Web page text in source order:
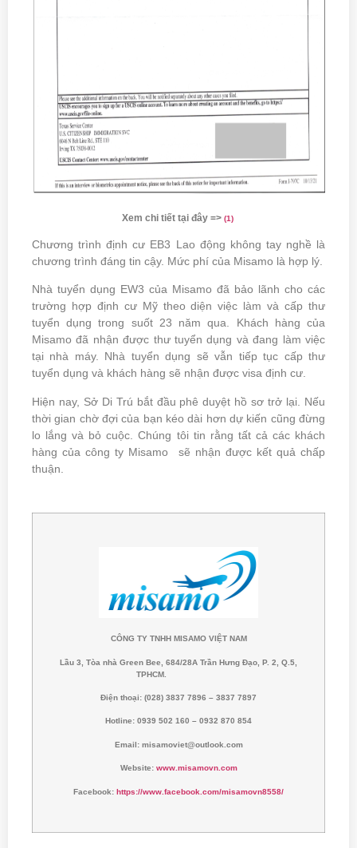
Xem chi tiết tại đây => (1)
Chương trình định cư EB3 Lao động không tay nghề là
chương trình đáng tin cậy. Mức phí của Misamo là hợp lý.
Nhà tuyển dụng EW3 của Misamo đã bảo lãnh cho các
trường hợp định cư Mỹ theo diện việc làm và cấp thư
tuyển dụng trong suốt 23 năm qua. Khách hàng của
Misamo đã nhận được thư tuyển dụng và đang làm việc
tại nhà máy. Nhà tuyển dụng sẽ vẫn tiếp tục cấp thư
tuyển dụng và khách hàng sẽ nhận được visa định cư.
Hiện nay, Sở Di Trú bắt đầu phê duyệt hồ sơ trở lại. Nếu
thời gian chờ đợi của bạn kéo dài hơn dự kiến cũng đừng
lo lắng và bỏ cuộc. Chúng tôi tin rằng tất cả các khách
hàng của công ty Misamo sẽ nhận được kết quả chấp
thuận.
CÔNG TY TNHH MISAMO VIỆT NAM
Lầu 3, Tòa nhà Green Bee, 684/28A Trần Hưng Đạo , P. 2, Q.5,
TPHCM.
Điện thoại: (028) 3837 7896 – 3837 7897
Hotline: 0939 502 160 – 0932 870 854
Email: misamoviet@outlook.com
Website: www.misamovn.com
Facebook: https://www.facebook.com/misamovn8558/